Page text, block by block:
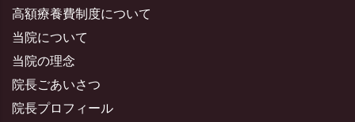
高額療養費制度について
当院について
当院の理念
院長ごあいさつ
院長プロフィール